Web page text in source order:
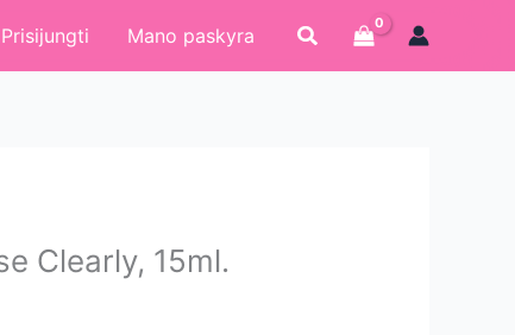
Prisijungti Mano paskyra Paieška
Clearly, 15ml.